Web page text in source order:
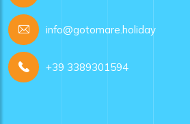
info@gotomare.holiday
+39 3389301594